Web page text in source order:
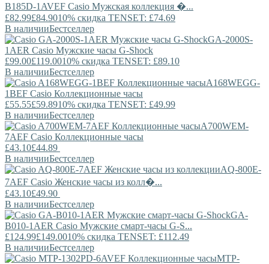
B185D-1AVEF Casio Мужская коллекция �...
£82.99£84.9010% скидка TENSET: £74.69
В наличииБестселлер
GA-2000S-
1AER Casio Мужские часы G-Shock
£99.00£119.0010% скидка TENSET: £89.10
В наличииБестселлер
A168WEGG-
1BEF Casio Коллекционные часы
£55.55£59.8910% скидка TENSET: £49.99
В наличииБестселлер
A700WEM-
7AEF Casio Коллекционные часы
£43.10£44.89
В наличииБестселлер
AQ-800E-
7AEF Casio Женские часы из колл�...
£43.10£49.90
В наличииБестселлер
GA-
B010-1AER Casio Мужские смарт-часы G-S...
£124.99£149.0010% скидка TENSET: £112.49
В наличииБестселлер
MTP-